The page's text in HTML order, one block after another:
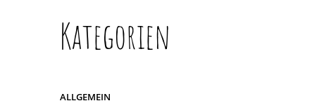
Kategorien
ALLGEMEIN